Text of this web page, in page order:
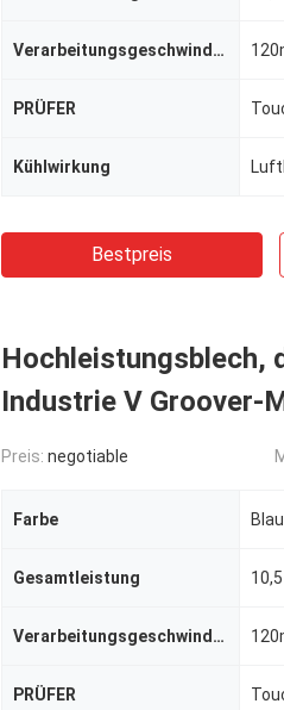
Verarbeitungsgeschwindigkeit
PRÜFER
Kühlwirkung
Bestpreis
Hochleistungsblech,
Industrie V Groover-
Preis: negotiable
Farbe
Gesamtleistung
Verarbeitungsgeschwindigkeit
PRÜFER